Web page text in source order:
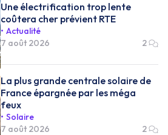
Une électrification trop lente
coûtera cher prévient RTE
Actualité
7 août 2026
2
La plus grande centrale solaire de
France épargnée par les méga
feux
Solaire
7 août 2026
2